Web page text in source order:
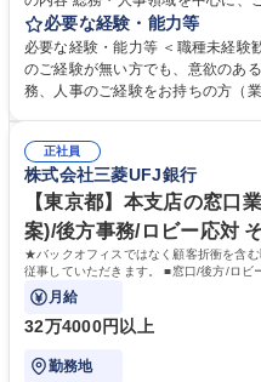
します。 ＜具体的には＞ ・総務/人事労務（給与・社保・勤怠管理など）
・採用・教育研修 ・福利厚生運用
採用や教育等の業務内容により、
出張もございます。 ※担当業務を
必要な経験・能力等
必要な経験・能力等 ＜職種未経験
のご経験が無い方でも、意欲のあ
務、人事のご経験をお持ちの方（業界不問） ■求める人
正社員
株式会社三菱UFJ銀行
【東京都】本支店の窓口
案)/後方事務/ロビー応対
★バックオフィスではなく顧客折衝を含
従事していただきます。 ■窓口/後方/ロビ
客様対応
月給
32万4000円以上
勤務地